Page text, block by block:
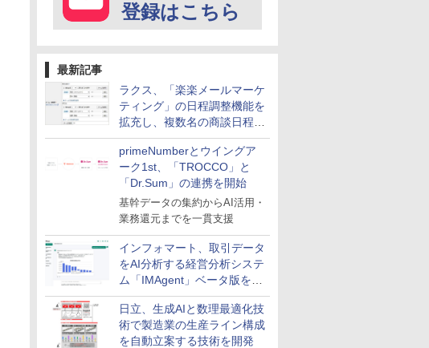
登録はこちら
最新記事
ラクス、「楽楽メールマーケ
ティング」の日程調整機能を
拡充し、複数名の商談日程調
整を効率化
primeNumberとウイングア
ーク1st、「TROCCO」と
「Dr.Sum」の連携を開始
基幹データの集約からAI活用・
業務還元までを一貫支援
インフォマート、取引データ
をAI分析する経営分析システ
ム「IMAgent」ベータ版を提
供
日立、生成AIと数理最適化技
術で製造業の生産ライン構成
を自動立案する技術を開発